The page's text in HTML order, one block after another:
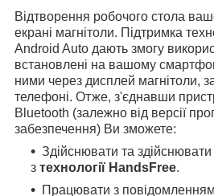
Відтворення робочого стола
екрані магнітоли. Підтримка
Android Auto дають змогу
встановлені на вашому
ними через дисплей магнітоли,
телефоні. Отже, з'єднавши
Bluetooth (залежно від версії
забезпечення) Ви зможете:
Здійснювати та здійснювати
з технології HandsFree.
Працювати з